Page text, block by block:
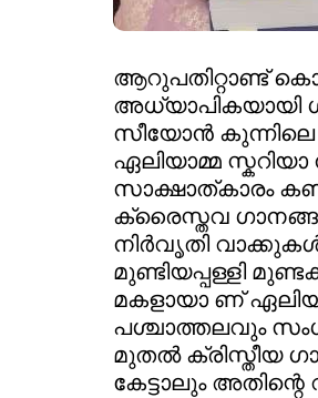
ആറുപതിറ്റാണ്ട്
അധ്യാപികയായി
സീയോൻ കുന്നിലെ
ഏലിയാമ്മ
സാക്ഷാത്കാരം
ക്രൈസ്തവ
നിർവൃതി
മുണ്ടിയപ്പള്ളി
മകളായാ ണ്
പശ്ചാത്തലവും
മുതൽ ക്രിസ്തീയ
കേട്ടാലും